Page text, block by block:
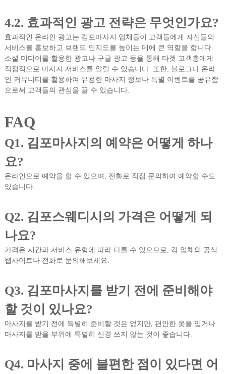
4.2. 효과적인 광고 전략은 무엇인가요?
효과적인 온라인 광고는 김포마사지 업체들이 고객들에게 자신들의
서비스를 홍보하고 브랜드 인지도를 높이는 데에 큰 역할을 합니다.
소셜 미디어를 활용한 광고나 구글 광고 등을 통해 타겟 고객층에게
직접적으로 마사지 서비스를 알릴 수 있습니다. 또한, 블로그나 온라
인 커뮤니티를 활용하여 유용한 마사지 정보나 특별 이벤트를 공유함
으로써 고객들의 관심을 끌 수 있습니다.
FAQ
Q1. 김포마사지의 예약은 어떻게 하나
요?
온라인으로 예약을 할 수 있으며, 전화로 직접 문의하여 예약할 수도
있습니다.
Q2. 김포스웨디시의 가격은 어떻게 되
나요?
가격은 시간과 서비스 유형에 따라 다를 수 있으므로, 각 업체의 공식
웹사이트나 전화로 문의해보세요.
Q3. 김포마사지를 받기 전에 준비해야
할 것이 있나요?
마사지를 받기 전에 특별히 준비할 것은 없지만, 편안한 옷을 입거나
마사지를 받을 부위에 특별히 신경 쓰지 않는 것이 좋습니다.
Q4. 마사지 중에 불편한 점이 있다면 어